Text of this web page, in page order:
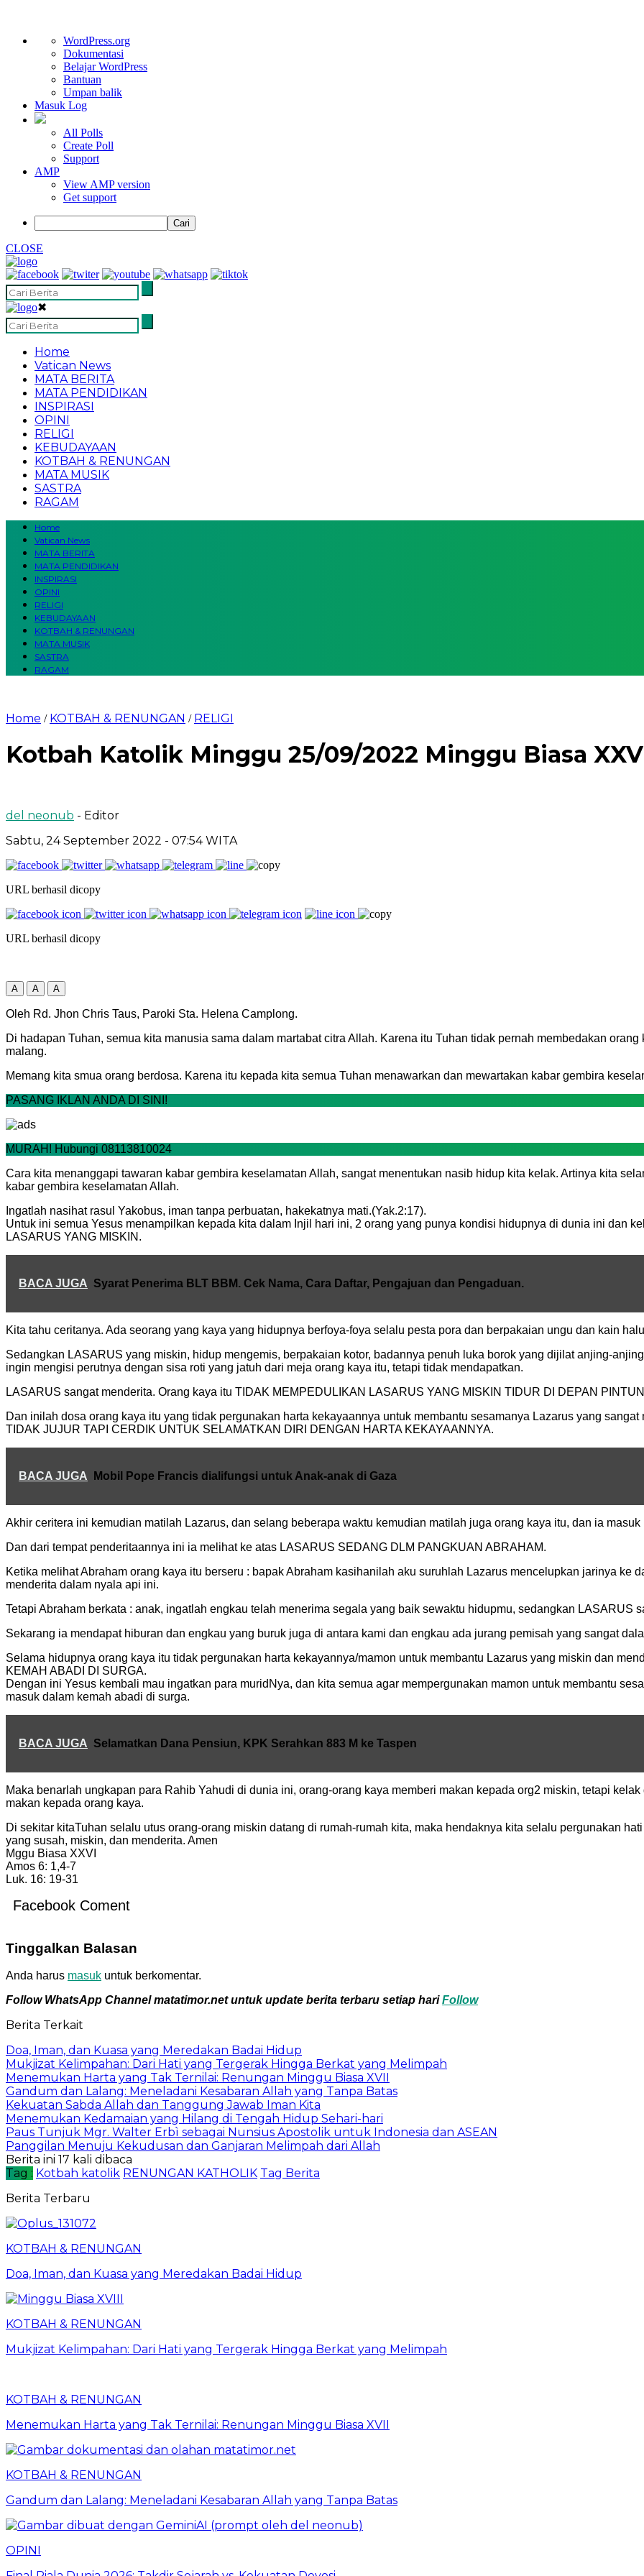
Tentang
WordPress
WordPress.org
Dokumentasi
Belajar WordPress
Bantuan
Umpan balik
Masuk Log
All Polls
Create Poll
Support
AMP
View AMP version
Get support
Cari
CLOSE
✖
Home
Vatican News
MATA BERITA
MATA PENDIDIKAN
INSPIRASI
OPINI
RELIGI
KEBUDAYAAN
KOTBAH & RENUNGAN
MATA MUSIK
SASTRA
RAGAM
Home
Vatican News
MATA BERITA
MATA PENDIDIKAN
INSPIRASI
OPINI
RELIGI
KEBUDAYAAN
KOTBAH & RENUNGAN
MATA MUSIK
SASTRA
RAGAM
Home / KOTBAH & RENUNGAN / RELIGI
Kotbah Katolik Minggu 25/09/2022 Minggu Biasa
del neonub - Editor
Sabtu, 24 September 2022 - 07:54 WITA
URL berhasil dicopy
URL berhasil dicopy
A A A
Oleh Rd. Jhon Chris Taus, Paroki Sta. Helena Camplong.
Di hadapan Tuhan, semua kita manusia sama dalam martabat citra Allah. Karena itu Tuhan tidak pernah membedakan
malang.
Memang kita smua orang berdosa. Karena itu kepada kita semua Tuhan menawarkan dan mewartakan kabar gembira
PASANG IKLAN ANDA DI SINI!
MURAH! Hubungi 08113810024
Cara kita menanggapi tawaran kabar gembira keselamatan Allah, sangat menentukan nasib hidup kita kelak. Artinya kita
kabar gembira keselamatan Allah.
Ingatlah nasihat rasul Yakobus, iman tanpa perbuatan, hakekatnya mati.(Yak.2:17).
Untuk ini semua Yesus menampilkan kepada kita dalam Injil hari ini, 2 orang yang punya kondisi hidupnya di dunia ini dan
LASARUS YANG MISKIN.
BACA JUGA Syarat Penerima BLT BBM. Cek Nama, Cara Daftar, Pengajuan dan Pengaduan.
Kita tahu ceritanya. Ada seorang yang kaya yang hidupnya berfoya-foya selalu pesta pora dan berpakaian ungu dan kain
Sedangkan LASARUS yang miskin, hidup mengemis, berpakaian kotor, badannya penuh luka borok yang dijilat anjing-
ingin mengisi perutnya dengan sisa roti yang jatuh dari meja orang kaya itu, tetapi tidak mendapatkan.
LASARUS sangat menderita. Orang kaya itu TIDAK MEMPEDULIKAN LASARUS YANG MISKIN TIDUR DI DEPAN
Dan inilah dosa orang kaya itu yang tidak pergunakan harta kekayaannya untuk membantu sesamanya Lazarus yang
TIDAK JUJUR TAPI CERDIK UNTUK SELAMATKAN DIRI DENGAN HARTA KEKAYAANNYA.
BACA JUGA Mobil Pope Francis dialifungsi untuk Anak-anak di Gaza
Akhir ceritera ini kemudian matilah Lazarus, dan selang beberapa waktu kemudian matilah juga orang kaya itu, dan ia
Dan dari tempat penderitaannya ini ia melihat ke atas LASARUS SEDANG DLM PANGKUAN ABRAHAM.
Ketika melihat Abraham orang kaya itu berseru : bapak Abraham kasihanilah aku suruhlah Lazarus mencelupkan jarinya ke
menderita dalam nyala api ini.
Tetapi Abraham berkata : anak, ingatlah engkau telah menerima segala yang baik sewaktu hidupmu, sedangkan LASARUS
Sekarang ia mendapat hiburan dan engkau yang buruk juga di antara kami dan engkau ada jurang pemisah yang sangat
Selama hidupnya orang kaya itu tidak pergunakan harta kekayannya/mamon untuk membantu Lazarus yang miskin dan
KEMAH ABADI DI SURGA.
Dengan ini Yesus kembali mau ingatkan para muridNya, dan kita semua agar mempergunakan mamon untuk membantu
masuk dalam kemah abadi di surga.
BACA JUGA Selamatkan Dana Pensiun, KPK Serahkan 883 M ke Taspen
Maka benarlah ungkapan para Rahib Yahudi di dunia ini, orang-orang kaya memberi makan kepada org2 miskin, tetapi
makan kepada orang kaya.
Di sekitar kitaTuhan selalu utus orang-orang miskin datang di rumah-rumah kita, maka hendaknya kita selalu pergunakan
yang susah, miskin, dan menderita. Amen
Mggu Biasa XXVI
Amos 6: 1,4-7
Luk. 16: 19-31
Facebook Coment
Tinggalkan Balasan
Anda harus masuk untuk berkomentar.
Follow WhatsApp Channel matatimor.net untuk update berita terbaru setiap hariFollow
Berita Terkait
​Doa, Iman, dan Kuasa yang Meredakan Badai Hidup
Mukjizat Kelimpahan: Dari Hati yang Tergerak Hingga Berkat yang Melimpah
Menemukan Harta yang Tak Ternilai: Renungan Minggu Biasa XVII
Gandum dan Lalang: Meneladani Kesabaran Allah yang Tanpa Batas
Kekuatan Sabda Allah dan Tanggung Jawab Iman Kita
Menemukan Kedamaian yang Hilang di Tengah Hidup Sehari-hari
Paus Tunjuk Mgr. Walter Erbì sebagai Nunsius Apostolik untuk Indonesia dan ASEAN
Panggilan Menuju Kekudusan dan Ganjaran Melimpah dari Allah
Berita ini 17 kali dibaca
Tag : Kotbah katolik RENUNGAN KATHOLIK Tag Berita
Berita Terbaru
KOTBAH & RENUNGAN
​Doa, Iman, dan Kuasa yang Meredakan Badai Hidup
KOTBAH & RENUNGAN
Mukjizat Kelimpahan: Dari Hati yang Tergerak Hingga Berkat yang Melimpah
KOTBAH & RENUNGAN
Menemukan Harta yang Tak Ternilai: Renungan Minggu Biasa XVII
KOTBAH & RENUNGAN
Gandum dan Lalang: Meneladani Kesabaran Allah yang Tanpa Batas
OPINI